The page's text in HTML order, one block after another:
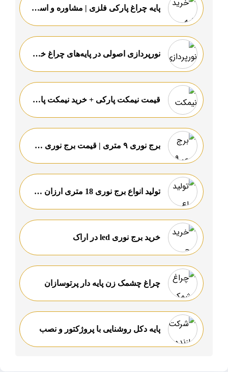
پایه چراغ پارکی فلزی | مشاوره و استعلام قیمت با یک تماس
نورپردازی اصولی در پایه‌های چراغ خیابانی: راه بهبود زیبایی و امنیت شهری
قیمت نیمکت پارکی + خرید نیمکت پارک سنگی و فروش نیمکت پارک دست دوم
برج نوری ۹ متری | قیمت برج نوری ۹ متری
تولید انواع برج نوری 18 متری ارزان قیمت
خرید برج نوری led در اراک
چراغ چشمک زن پایه دار پرتوسازان
پایه دکل روشنایی با پروژکتور و نصب